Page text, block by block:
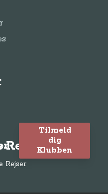
Rejser
Tilmeld
dig
Klubben